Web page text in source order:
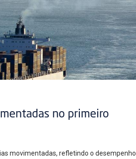
no primeiro
movimentadas, refletindo o desempenho